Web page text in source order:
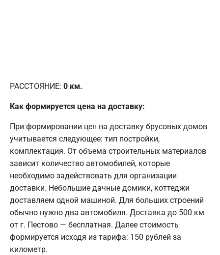
РАССТОЯНИЕ: 0 км.
Как формируется цена на доставку:
При формировании цен на доставку брусовых домов
учитывается следующее: тип постройки,
комплектация. От объема строительных материалов
зависит количество автомобилей, которые
необходимо задействовать для организации
доставки. Небольшие дачные домики, коттеджи
доставляем одной машиной. Для больших строений
обычно нужно два автомобиля. Доставка до 500 км
от г. Пестово — бесплатная. Далее стоимость
формируется исходя из тарифа: 150 рублей за
километр.